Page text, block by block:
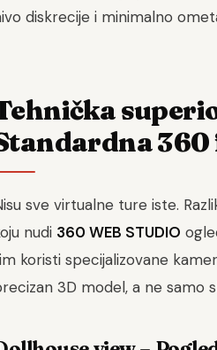
diskrecije i minimalno
sve virtualne ture iste.
nudi 360 WEB STUDIO
koristi specijalizovane
3D model, a ne samo